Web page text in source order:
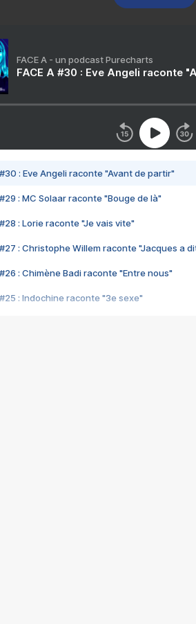
FACE A - un podcast Purecharts
FACE A #30 : Eve Angeli raconte
#30 : Eve Angeli raconte "Avant de partir"
#29 : MC Solaar raconte "Bouge de là"
#28 : Lorie raconte "Je vais vite"
#27 : Christophe Willem raconte "Jacques a
#26 : Chimène Badi raconte "Entre nous"
#25 : Indochine raconte "3e sexe"